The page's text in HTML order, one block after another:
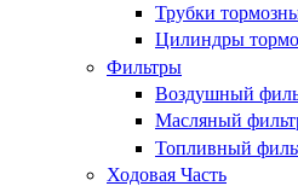
Трубки
Цилиндры
Фильтры
Воздушный
Масляный
Топливный
Ходовая Часть